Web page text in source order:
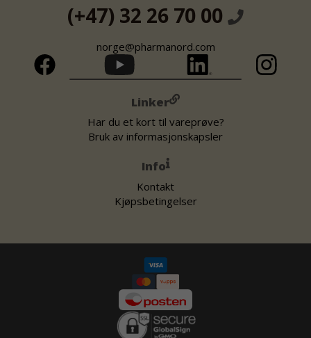
(+47) 32 26 70 00
norge@pharmanord.com
Linker
Har du et kort til vareprøve?
Bruk av informasjonskapsler
Info
Kontakt
Kjøpsbetingelser